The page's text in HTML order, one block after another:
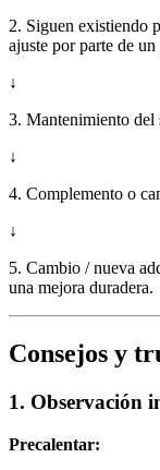
2. Siguen existiendo
ajuste por parte de
↓
3. Mantenimiento del
↓
4. Complemento o
↓
5. Cambio / nueva
una mejora duradera.
Consejos y
1. Observación
Precalentar: